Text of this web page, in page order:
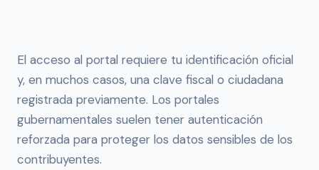
El acceso al portal requiere tu identificación oficial
y, en muchos casos, una clave fiscal o ciudadana
registrada previamente. Los portales
gubernamentales suelen tener autenticación
reforzada para proteger los datos sensibles de los
contribuyentes.